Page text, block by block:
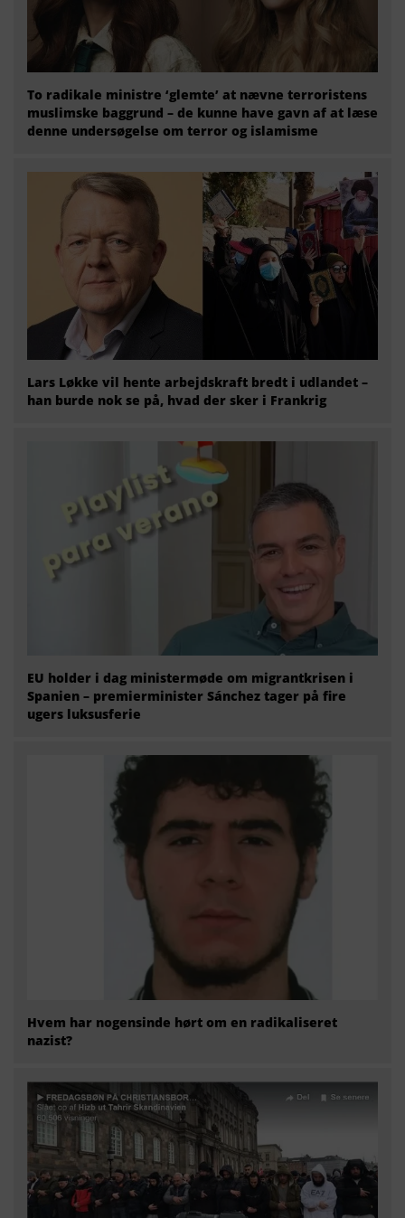
To radikale ministre ‘glemte’ at nævne terroristens
muslimske baggrund – de kunne have gavn af at læse
denne undersøgelse om terror og islamisme
Lars Løkke vil hente arbejdskraft bredt i udlandet –
han burde nok se på, hvad der sker i Frankrig
EU holder i dag ministermøde om migrantkrisen i
Spanien – premierminister Sánchez tager på fire
ugers luksusferie
Hvem har nogensinde hørt om en radikaliseret
nazist?